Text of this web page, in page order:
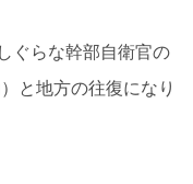
ぐらな幹部自衛官の
と地方の往復になり